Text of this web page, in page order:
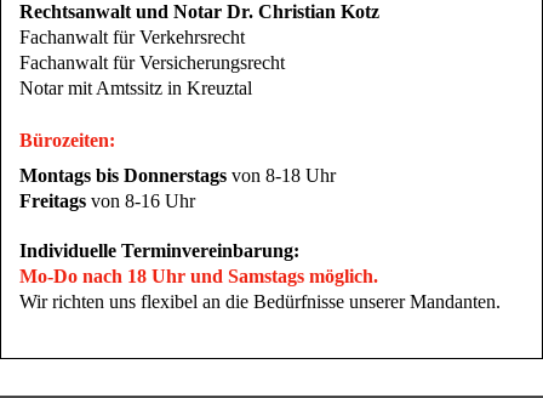
Rechtsanwalt und Notar Dr. Christian Kotz
Fachanwalt für Verkehrsrecht
Fachanwalt für Versicherungsrecht
Notar mit Amtssitz in Kreuztal
Bürozeiten:
Montags bis Donnerstags von 8-18 Uhr
Freitags von 8-16 Uhr
Individuelle Terminvereinbarung:
Mo-Do nach 18 Uhr und Samstags möglich.
Wir richten uns flexibel an die Bedürfnisse unserer Mandanten.